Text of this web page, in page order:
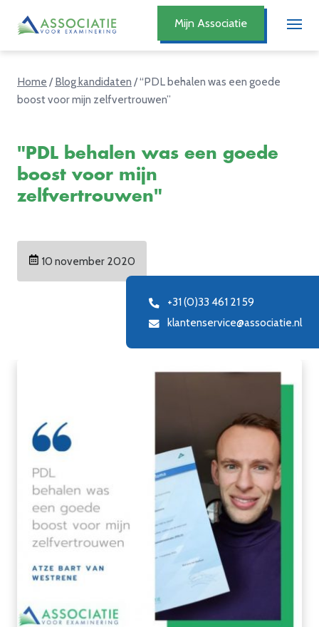
Mijn Associatie
Home /Blog kandidaten /“PDL behalen was een goede
boost voor mijn zelfvertrouwen”
"PDL behalen was een goede
boost voor mijn
zelfvertrouwen"
10 november 2020
+31 (0)33 461 21 59
klantenservice@associatie.nl